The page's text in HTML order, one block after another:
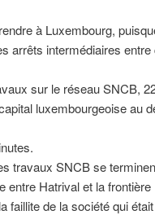
à Luxembourg,
arrêts intermédiaires entre
sur le réseau SNCB,
luxembourgeoise au
travaux SNCB se
entre Hatrival et la frontière
faillite de la société qui